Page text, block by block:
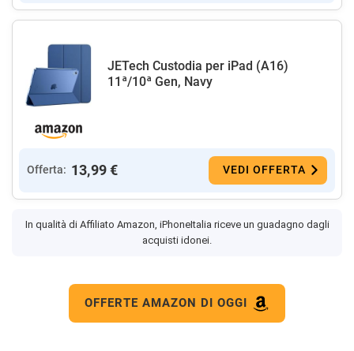
JETech Custodia per iPad (A16)
11ª/10ª Gen, Navy
Offerta: 13,99 € VEDI OFFERTA
In qualità di Affiliato Amazon, iPhoneItalia riceve un guadagno dagli
acquisti idonei.
OFFERTE AMAZON DI OGGI